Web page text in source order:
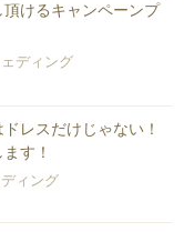
けるキャンペーンプ
ディング
レスだけじゃない！
す！
ィング